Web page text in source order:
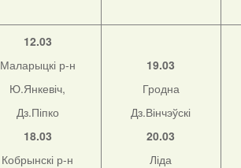
12.03
Маларыцкі р-н
Ю.Янкевіч,
Дз.Піпко
18.03
Кобрынскі р-н
19.03
Гродна
Дз.Вінчэўскі
20.03
Ліда